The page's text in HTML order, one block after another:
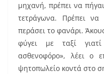
μηχανή, πρέπει να
τετράγωνα. Πρέπει
περάσει το φανάρι.
φύγει με ταξί
ασθενοφόρο», λέει ο
ψητοπωλείο κοντά στο